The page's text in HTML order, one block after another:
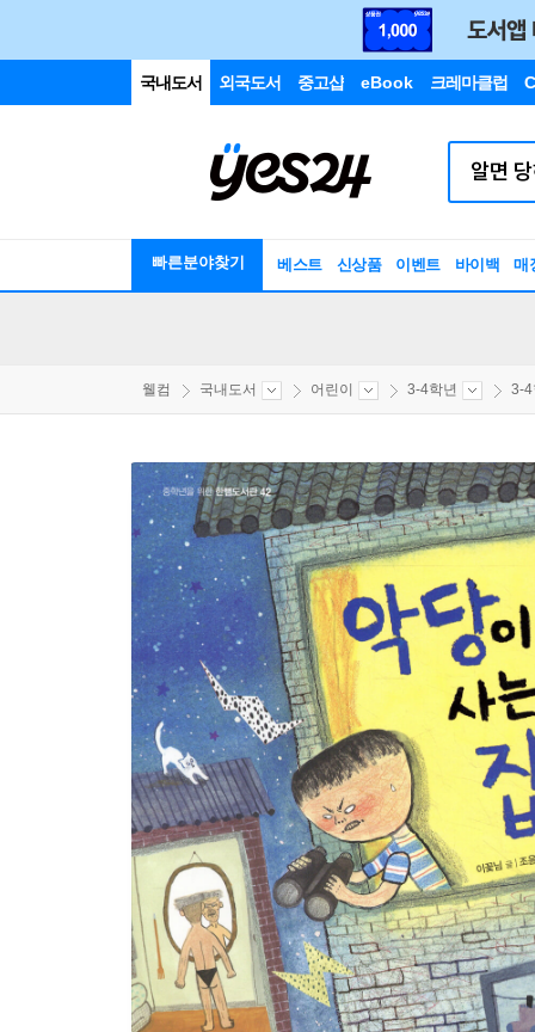
국내도서 외국도서 중고샵 eBook 크레마클럽
빠른분야찾기 베스트 신상품 이벤트 바이백 매
웰컴 국내도서 어린이 3-4학년 3-4